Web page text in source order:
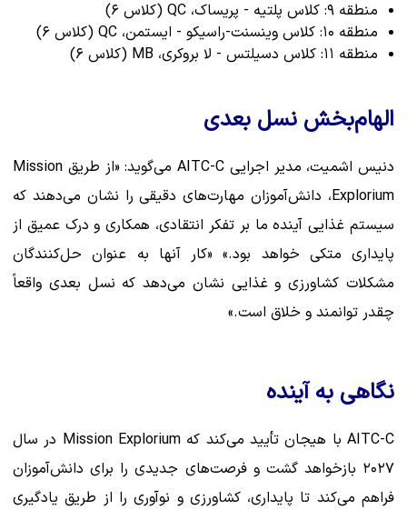
منطقه ۹: کلاس پلتیه - پریساک، QC (کلاس ۶)
منطقه ۱۰: کلاس وینسنت-راسیکو - ایستمن، QC (کلاس ۶)
منطقه ۱۱: کلاس دسیلتس - لا بروکری، MB (کلاس ۶)
الهام‌بخش نسل بعدی
دنیس اشمیت، مدیر اجرایی AITC-C می‌گوید: «از طریق Mission
Explorium، دانش‌آموزان مهارت‌های دقیقی را نشان می‌دهند که
سیستم غذایی آینده ما بر تفکر انتقادی، همکاری و درک عمیق از
پایداری متکی خواهد بود.» «کار آنها به عنوان حل‌کنندگان
مشکلات کشاورزی و غذایی نشان می‌دهد که نسل بعدی واقعاً
چقدر توانمند و خلاق است.»
نگاهی به آینده
AITC-C با هیجان تأیید می‌کند که Mission Explorium در سال
۲۰۲۷ بازخواهد گشت و فرصت‌های جدیدی را برای دانش‌آموزان
فراهم می‌کند تا پایداری، کشاورزی و نوآوری را از طریق یادگیری